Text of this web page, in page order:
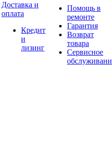
Доставка и
оплата
Кредит
и
лизинг
Помощь в
ремонте
Гарантия
Возврат
товара
Сервисное